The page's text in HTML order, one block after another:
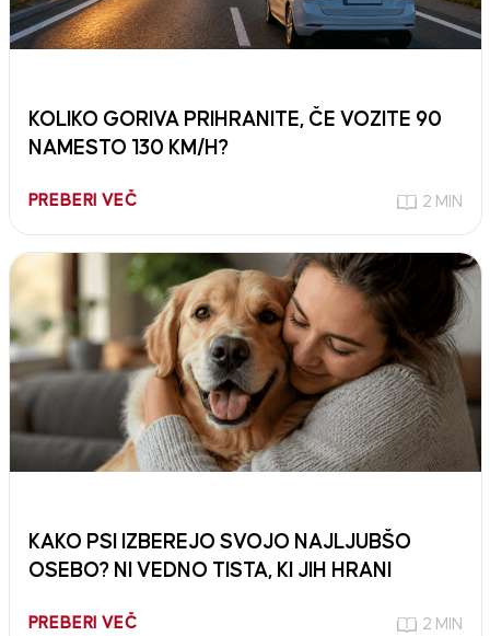
KOLIKO GORIVA PRIHRANITE, ČE VOZITE 90
NAMESTO 130 KM/H?
PREBERI VEČ 2 MIN
KAKO PSI IZBEREJO SVOJO NAJLJUBŠO
OSEBO? NI VEDNO TISTA, KI JIH HRANI
PREBERI VEČ 2 MIN